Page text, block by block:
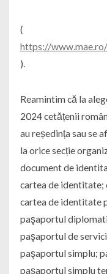
(
https://
).
Reamintim că la
2024 cetățenii
au reședința sau se
la orice secție
document de
cartea de
cartea de identitate
paşaportul
paşaportul de
paşaportul simplu;
paşaportul simplu